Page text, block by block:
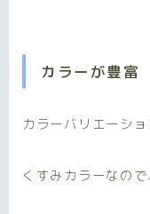
カラーが豊富
カラーバリエーシ
くすみカラーなの